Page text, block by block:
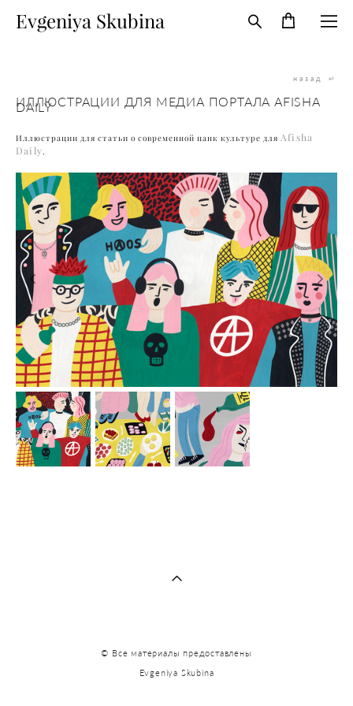
Evgeniya Skubina
назад ↵
ИЛЛЮСТРАЦИИ ДЛЯ МЕДИА ПОРТАЛА AFISHA
DAILY
Иллюстрации для статьи о современной панк культуре для Afisha
Daily.
© Все материалы предоставлены
Evgeniya Skubina